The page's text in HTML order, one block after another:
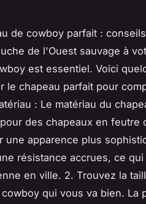
de cowboy parfait :
de l'Ouest sauvage à
est essentiel. Voici
le chapeau parfait pour
: Le matériau du
des chapeaux en feutre
apparence plus
résistance accrues, ce
en ville. 2. Trouvez la
qui vous va bien. La